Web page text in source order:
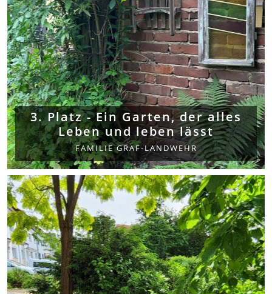
3. Platz - Ein Garten, der alles
Leben und leben lässt
FAMILIE GRAF-LANDWEHR